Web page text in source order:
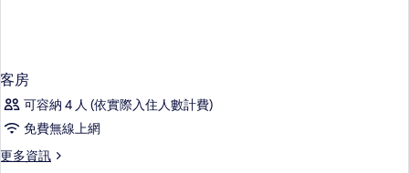
客房
可容納 4 人 (依實際入住人數計費)
免費無線上網
更多資訊
更